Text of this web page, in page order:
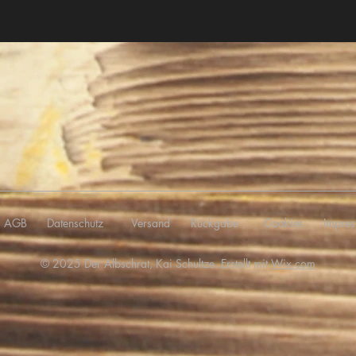
AGB Datenschutz Versand Rückgabe Cookies
© 2025 Der Albschrat, Kai Schultze. Erstellt mitWix.com